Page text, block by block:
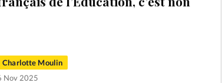
Charlotte Moulin
Nov 2025